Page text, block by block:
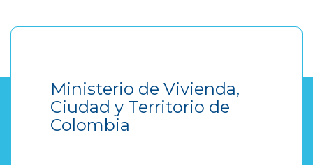
Ministerio de Vivienda,
Ciudad y Territorio de
Colombia